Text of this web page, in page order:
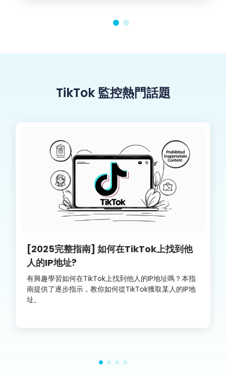
TikTok 監控熱門話題
[2025完整指南] 如何在TikTok上找到他
人的IP地址?
有興趣學習如何在TikTok上找到他人的IP地址嗎？本指
南提供了逐步指示，教你如何從TikTok獲取某人的IP地
址。